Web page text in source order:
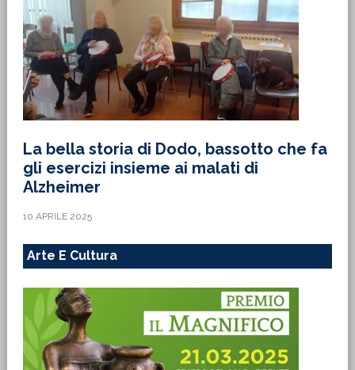
La bella storia di Dodo, bassotto che fa
gli esercizi insieme ai malati di
Alzheimer
10 APRILE 2025
Arte E Cultura